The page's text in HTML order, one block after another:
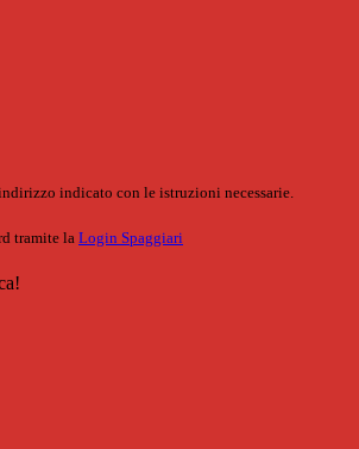
indicato con le istruzioni necessarie.
tramite la Login Spaggiari